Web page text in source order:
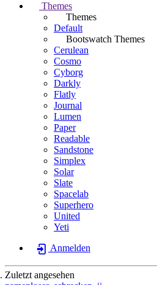
Themes
Themes
Default
Bootswatch Themes
Cerulean
Cosmo
Cyborg
Darkly
Flatly
Journal
Lumen
Paper
Readable
Sandstone
Simplex
Solar
Slate
Spacelab
Superhero
United
Yeti
Anmelden
Zuletzt angesehen